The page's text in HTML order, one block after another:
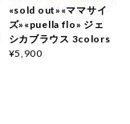
«sold out»«ママサイ
ズ»«puella flo» ジェ
シカブラウス 3colors
¥5,900